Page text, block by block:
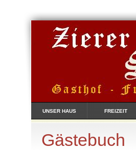
UNSER HAUS FREIZEIT
Gästebuch